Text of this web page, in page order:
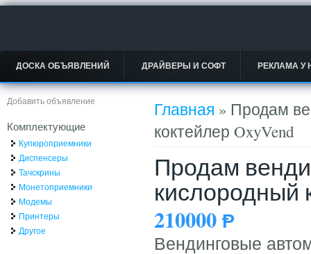
ДОСКА ОБЪЯВЛЕНИЙ ДРАЙВЕРЫ И СОФТ РЕКЛАМА У
Вы здесь
Главная » Продам
коктейлер OxyVend
Продам
кислородный
210000 Ᵽ
Вендинговые
Добавить объявление
Комплектующие
Купюроприемники
Диспенсеры
Тачскрины
Монетоприемники
Модемы
Принтеры
Другое